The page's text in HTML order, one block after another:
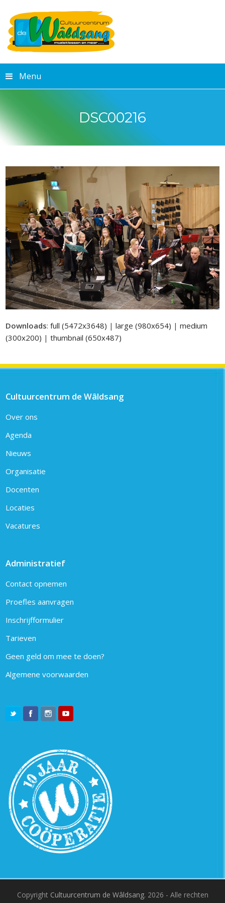
Menu
DSC00216
Downloads:full (5472x3648) |large (980x654) |medium
(300x200) |thumbnail (650x487)
Cultuurcentrum de Wâldsang
Over ons
Agenda
Nieuws
Organisatie
Docenten
Locaties
Vacatures
Administratief
Contact opnemen
Proefles aanvragen
Inschrijfformulier
Tarieven
Geen geld om mee te doen?
Algemene voorwaarden
Copyright Cultuurcentrum de Wâldsang. 2026 - Alle rechten